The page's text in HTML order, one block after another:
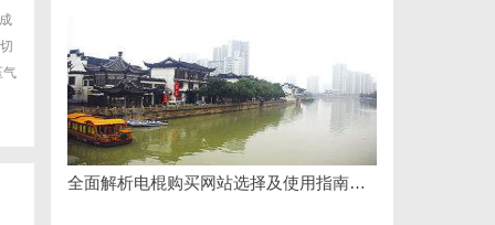
气
全面解析电棍购买网站选择及使用指南，保障安全与合法性